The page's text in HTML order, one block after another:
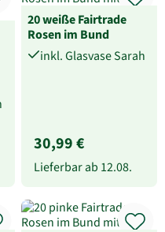
20 weiße Fairtrade
Rosen im Bund
inkl. Glasvase Sarah
30,99 €
Lieferbar ab 12.08.